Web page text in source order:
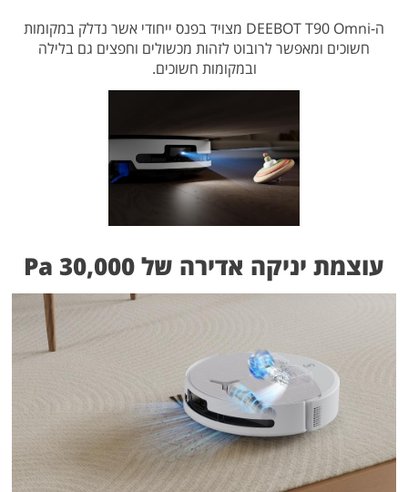
ה-DEEBOT T90 Omni מצויד בפנס ייחודי אשר נדלק במקומות
חשוכים ומאפשר לרובוט לזהות מכשולים וחפצים גם בלילה
ובמקומות חשוכים.
עוצמת יניקה אדירה של 30,000 Pa